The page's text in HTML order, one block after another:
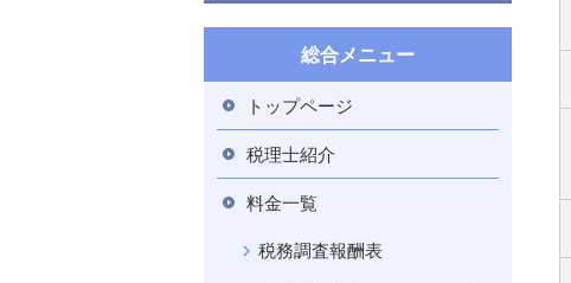
総合メニュー
トップページ
税理士紹介
料金一覧
税務調査報酬表